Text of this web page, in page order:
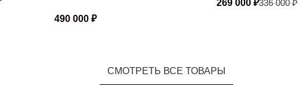
490 000₽
269 000₽336 000₽
СМОТРЕТЬ ВСЕ ТОВАРЫ